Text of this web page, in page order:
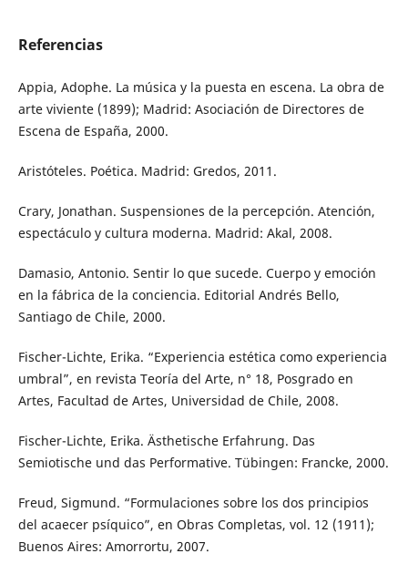
Referencias
Appia, Adophe. La música y la puesta en escena. La obra de
arte viviente (1899); Madrid: Asociación de Directores de
Escena de España, 2000.
Aristóteles. Poética. Madrid: Gredos, 2011.
Crary, Jonathan. Suspensiones de la percepción. Atención,
espectáculo y cultura moderna. Madrid: Akal, 2008.
Damasio, Antonio. Sentir lo que sucede. Cuerpo y emoción
en la fábrica de la conciencia. Editorial Andrés Bello,
Santiago de Chile, 2000.
Fischer-Lichte, Erika. “Experiencia estética como experiencia
umbral”, en revista Teoría del Arte, n° 18, Posgrado en
Artes, Facultad de Artes, Universidad de Chile, 2008.
Fischer-Lichte, Erika. Ästhetische Erfahrung. Das
Semiotische und das Performative. Tübingen: Francke, 2000.
Freud, Sigmund. “Formulaciones sobre los dos principios
del acaecer psíquico”, en Obras Completas, vol. 12 (1911);
Buenos Aires: Amorrortu, 2007.